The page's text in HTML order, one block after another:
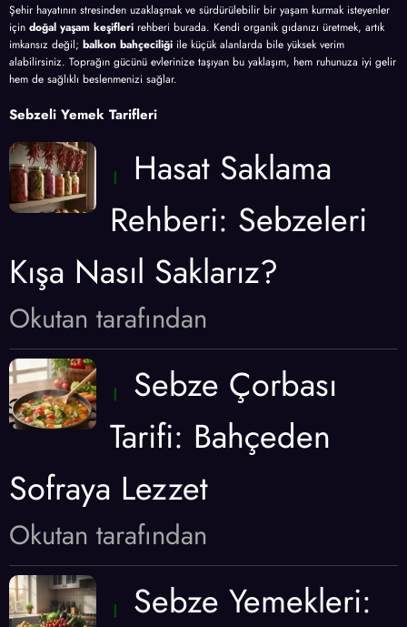
Şehir hayatının stresinden uzaklaşmak ve sürdürülebilir bir yaşam kurmak isteyenler
için doğal yaşam keşifleri rehberi burada. Kendi organik gıdanızı üretmek, artık
imkansız değil; balkon bahçeciliği ile küçük alanlarda bile yüksek verim
alabilirsiniz. Toprağın gücünü evlerinize taşıyan bu yaklaşım, hem ruhunuza iyi gelir
hem de sağlıklı beslenmenizi sağlar.
Sebzeli Yemek Tarifleri
Hasat Saklama
Rehberi: Sebzeleri
Kışa Nasıl Saklarız?
Okutan tarafından
Sebze Çorbası
Tarifi: Bahçeden
Sofraya Lezzet
Okutan tarafından
Sebze Yemekleri: